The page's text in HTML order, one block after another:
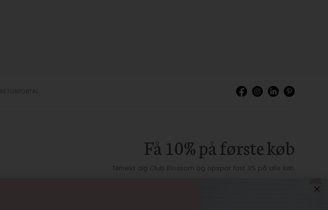
RETURPORTAL
Få 10% på første køb
Tilmeld dig Club Blossom og opspar fast 3% på alle køb